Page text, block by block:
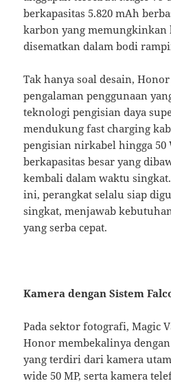
berkapasitas 5.820 mAh
karbon yang memungkinkan
disematkan dalam bodi
Tak hanya soal desain,
pengalaman penggunaan
teknologi pengisian daya
mendukung fast charging
pengisian nirkabel hingga 50
berkapasitas besar yang
kembali dalam waktu
ini, perangkat selalu siap
singkat, menjawab
yang serba cepat.
Kamera dengan Sistem
Pada sektor fotografi, Magic
Honor membekalinya
yang terdiri dari kamera
wide 50 MP, serta kamera